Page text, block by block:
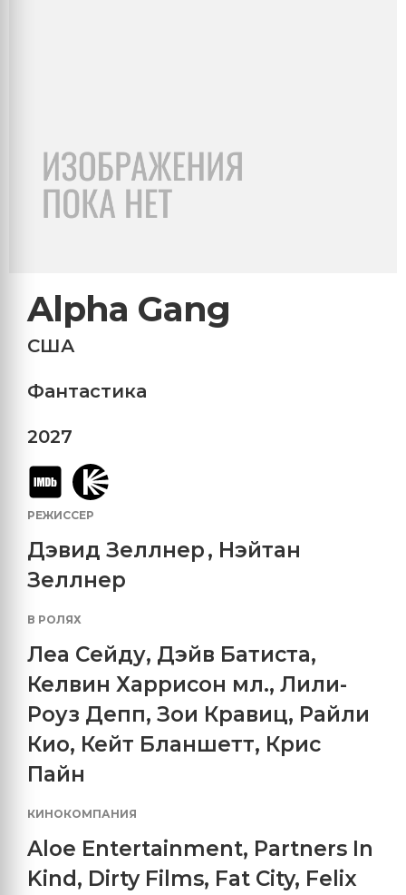
Alpha Gang
США
Фантастика
2027
РЕЖИССЕР
Дэвид Зеллнер, Нэйтан
Зеллнер
В РОЛЯХ
Леа Сейду, Дэйв Батиста,
Келвин Харрисон мл., Лили-
Роуз Депп, Зои Кравиц, Райли
Кио, Кейт Бланшетт, Крис
Пайн
КИНОКОМПАНИЯ
Aloe Entertainment, Partners In
Kind , Dirty Films, Fat City, Felix